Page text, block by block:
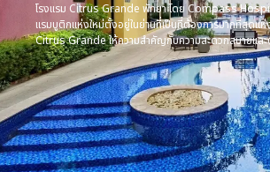
โรงแรม Citrus Grande พัทยา โดย Compass
แรมบูติกแห่งใหม่ตั้งอยู่ในย่านที่เป็นที่ต้องการมากที่สุดแ
Citrus Grande ให้ความสำคัญกับความสะดวกสบายแล
ชายหาดและถนนคนเดินที่มีชื่อเสียงของพัทยา โรงแรมมี
510 ห้อง พร้อมด้วยอาคาร 10 หลัง และเพียบพร้อมไปด้
ความสะดวกทั้งหมดที่คุณอาจต้องการเพื่อเพลิดเพลินกั
อาคารแต่ละหลังได้รับการออกแบบอย่างมีเอกลักษณ์เพื่อ
ชีวิตของครอบครัว เพื่อน และนักเดินทางเพื่อธุรกิจ